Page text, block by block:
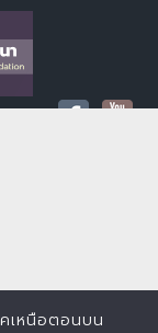
เหนือตอนบน